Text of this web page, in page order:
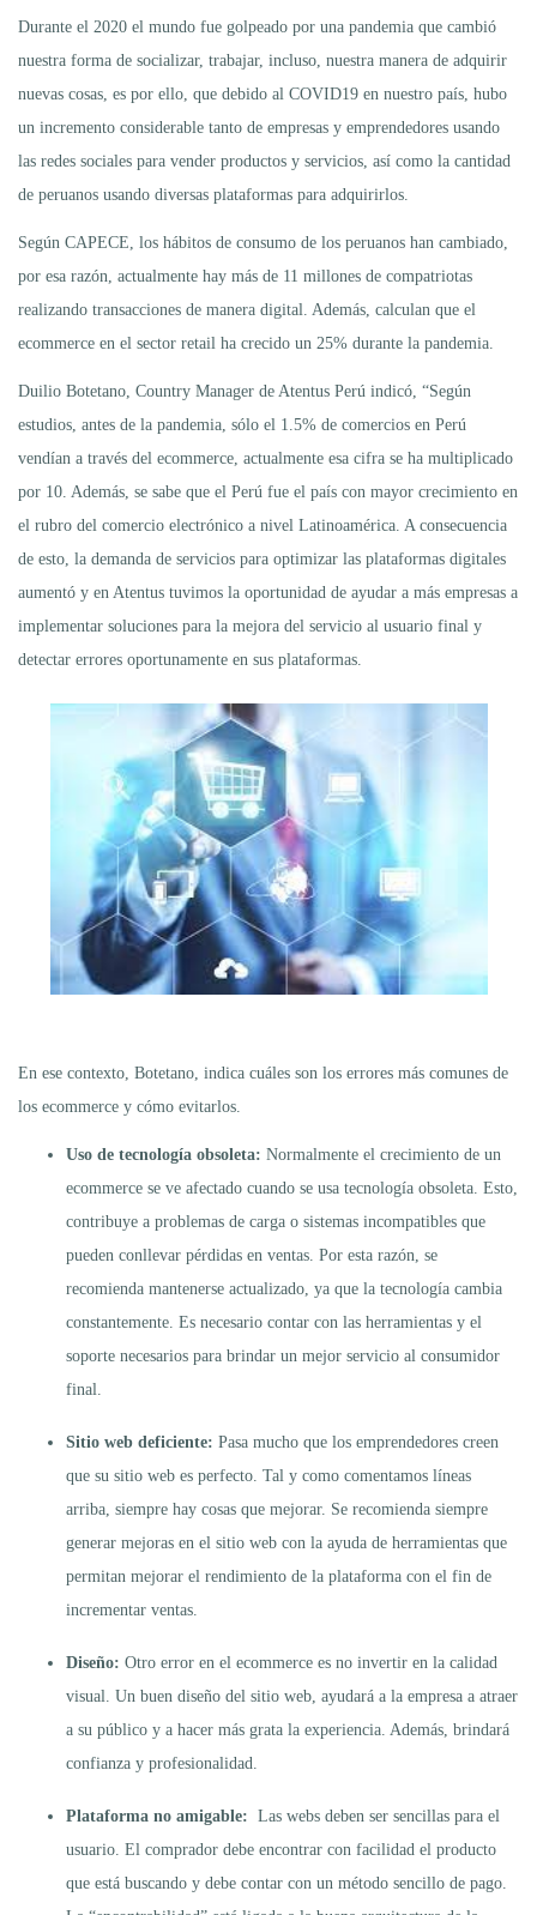
Durante el 2020 el mundo fue golpeado por una pandemia que cambió
nuestra forma de socializar, trabajar, incluso, nuestra manera de adquirir
nuevas cosas, es por ello, que debido al COVID19 en nuestro país, hubo
un incremento considerable tanto de empresas y emprendedores usando
las redes sociales para vender productos y servicios, así como la cantidad
de peruanos usando diversas plataformas para adquirirlos.
Según CAPECE, los hábitos de consumo de los peruanos han cambiado,
por esa razón, actualmente hay más de 11 millones de compatriotas
realizando transacciones de manera digital. Además, calculan que el
ecommerce en el sector retail ha crecido un 25% durante la pandemia.
Duilio Botetano, Country Manager de Atentus Perú indicó, “Según
estudios, antes de la pandemia, sólo el 1.5% de comercios en Perú
vendían a través del ecommerce, actualmente esa cifra se ha multiplicado
por 10. Además, se sabe que el Perú fue el país con mayor crecimiento en
el rubro del comercio electrónico a nivel Latinoamérica. A consecuencia
de esto, la demanda de servicios para optimizar las plataformas digitales
aumentó y en Atentus tuvimos la oportunidad de ayudar a más empresas a
implementar soluciones para la mejora del servicio al usuario final y
detectar errores oportunamente en sus plataformas.
En ese contexto, Botetano, indica cuáles son los errores más comunes de
los ecommerce y cómo evitarlos.
Uso de tecnología obsoleta: Normalmente el crecimiento de un
ecommerce se ve afectado cuando se usa tecnología obsoleta. Esto,
contribuye a problemas de carga o sistemas incompatibles que
pueden conllevar pérdidas en ventas. Por esta razón, se
recomienda mantenerse actualizado, ya que la tecnología cambia
constantemente. Es necesario contar con las herramientas y el
soporte necesarios para brindar un mejor servicio al consumidor
final.
Sitio web deficiente: Pasa mucho que los emprendedores creen
que su sitio web es perfecto. Tal y como comentamos líneas
arriba, siempre hay cosas que mejorar. Se recomienda siempre
generar mejoras en el sitio web con la ayuda de herramientas que
permitan mejorar el rendimiento de la plataforma con el fin de
incrementar ventas.
Diseño: Otro error en el ecommerce es no invertir en la calidad
visual. Un buen diseño del sitio web, ayudará a la empresa a atraer
a su público y a hacer más grata la experiencia. Además, brindará
confianza y profesionalidad.
Plataforma no amigable: Las webs deben ser sencillas para el
usuario. El comprador debe encontrar con facilidad el producto
que está buscando y debe contar con un método sencillo de pago.